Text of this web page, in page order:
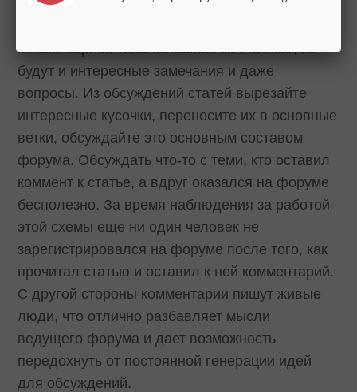
комментариев типа «Спасибо за статью», но
будут и интересные замечания и даже
вопросы. Из обсуждений статей вырезайте
интересные кусочки, переносите их в основные
ветки, обсуждайте это основным составом
форума. Обсуждать что-то с теми, кто оставил
коммент к статье, а вдруг оказался на форуме
бесполезно. За время наблюдения за работой
этой схемы еще ни один человек не
зарегистрировался на форуме после того, как
прочитал статью и оставил к ней комментарий.
С другой стороны комментарии пишут живые
люди, что отлично разбавляет мысли
ведущего форума и дает возможность
передохнуть от постоянной генерации идей
для обсуждений.